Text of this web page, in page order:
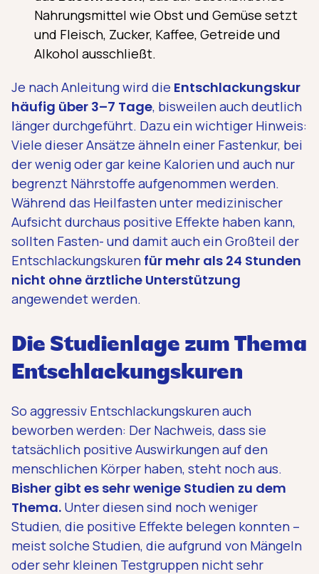
Nahrungsmittel wie Obst und Gemüse setzt
und Fleisch, Zucker, Kaffee, Getreide und
Alkohol ausschließt.
Je nach Anleitung wird die Entschlackungskur
häufig über 3–7 Tage, bisweilen auch deutlich
länger durchgeführt. Dazu ein wichtiger Hinweis:
Viele dieser Ansätze ähneln einer Fastenkur, bei
der wenig oder gar keine Kalorien und auch nur
begrenzt Nährstoffe aufgenommen werden.
Während das Heilfasten unter medizinischer
Aufsicht durchaus positive Effekte haben kann,
sollten Fasten- und damit auch ein Großteil der
Entschlackungskuren für mehr als 24 Stunden
nicht ohne ärztliche Unterstützung
angewendet werden.
Die Studienlage zum Thema
Entschlackungskuren
So aggressiv Entschlackungskuren auch
beworben werden: Der Nachweis, dass sie
tatsächlich positive Auswirkungen auf den
menschlichen Körper haben, steht noch aus.
Bisher gibt es sehr wenige Studien zu dem
Thema. Unter diesen sind noch weniger
Studien, die positive Effekte belegen konnten –
meist solche Studien, die aufgrund von Mängeln
oder sehr kleinen Testgruppen nicht sehr